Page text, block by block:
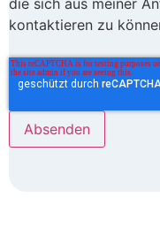
kontaktieren zu